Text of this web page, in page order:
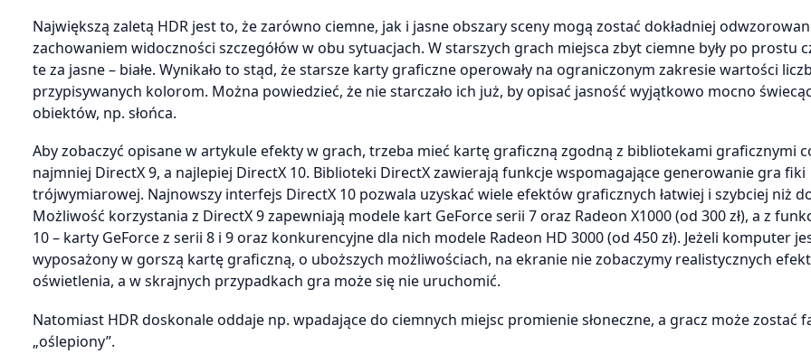
Największą zaletą HDR jest to, że zarówno ciemne, jak i jasne obszary sceny mogą zostać dokładniej
zachowaniem widoczności szczegółów w obu sytuacjach. W starszych grach miejsca zbyt ciemne były po prostu
te za jasne – białe. Wynikało to stąd, że starsze karty graficzne operowały na ograniczonym zakresie wartości
przypisywanych kolorom. Można powiedzieć, że nie starczało ich już, by opisać jasność wyjątkowo mocno
obiektów, np. słońca.
Aby zobaczyć opisane w artykule efekty w grach, trzeba mieć kartę graficzną zgodną z bibliotekami graficznymi
najmniej DirectX 9, a najlepiej DirectX 10. Biblioteki DirectX zawierają funkcje wspomagające generowanie gra fiki
trójwymiarowej. Najnowszy interfejs DirectX 10 pozwala uzyskać wiele efektów graficznych łatwiej i szybciej niż
Możliwość korzystania z DirectX 9 zapewniają modele kart GeForce serii 7 oraz Radeon X1000 (od 300 zł), a z
10 – karty GeForce z serii 8 i 9 oraz konkurencyjne dla nich modele Radeon HD 3000 (od 450 zł). Jeżeli komputer
wyposażony w gorszą kartę graficzną, o uboższych możliwościach, na ekranie nie zobaczymy realistycznych
oświetlenia, a w skrajnych przypadkach gra może się nie uruchomić.
Natomiast HDR doskonale oddaje np. wpadające do ciemnych miejsc promienie słoneczne, a gracz może zostać
„oślepiony”.